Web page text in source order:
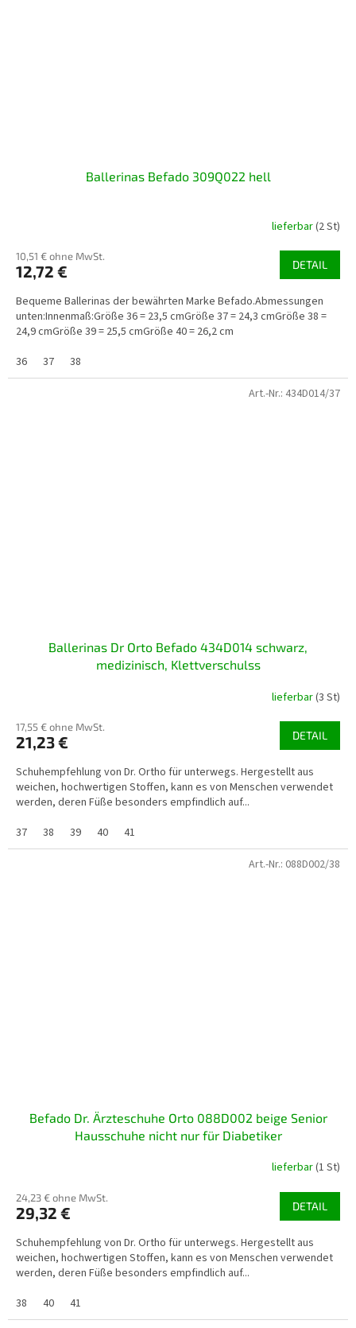
Ballerinas Befado 309Q022 hell
lieferbar(2 St)
10,51 € ohne MwSt.
12,72 € DETAIL
Bequeme Ballerinas der bewährten Marke Befado.Abmessungen
unten:Innenmaß:Größe 36 = 23,5 cmGröße 37 = 24,3 cmGröße 38 =
24,9 cmGröße 39 = 25,5 cmGröße 40 = 26,2 cm
36
37 38
Ballerinas Dr Orto Befado 434D014 schwarz,
medizinisch, Klettverschulss
lieferbar(3 St)
17,55 € ohne MwSt.
21,23 € DETAIL
Schuhempfehlung von Dr. Ortho für unterwegs. Hergestellt aus
weichen, hochwertigen Stoffen, kann es von Menschen verwendet
werden, deren Füße besonders empfindlich auf...
37
38 39 40 41
Art.-Nr.: 434D014/37
Befado Dr. Ärzteschuhe Orto 088D002 beige Senior
Hausschuhe nicht nur für Diabetiker
lieferbar(1 St)
24,23 € ohne MwSt.
29,32 € DETAIL
Schuhempfehlung von Dr. Ortho für unterwegs. Hergestellt aus
weichen, hochwertigen Stoffen, kann es von Menschen verwendet
werden, deren Füße besonders empfindlich auf...
38
40 41
Art.-Nr.: 088D002/38